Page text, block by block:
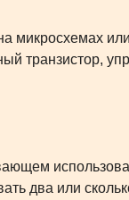
микросхемах
транзистор,
два или